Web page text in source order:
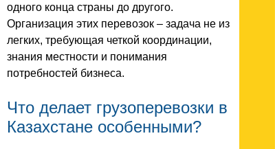
одного конца страны до другого.
Организация этих перевозок – задача не из
легких, требующая четкой координации,
знания местности и понимания
потребностей бизнеса.
Что делает грузоперевозки в
Казахстане особенными?